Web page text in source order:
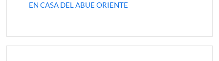
EN CASA DEL ABUE ORIENTE